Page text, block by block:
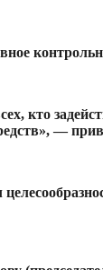
кто
—